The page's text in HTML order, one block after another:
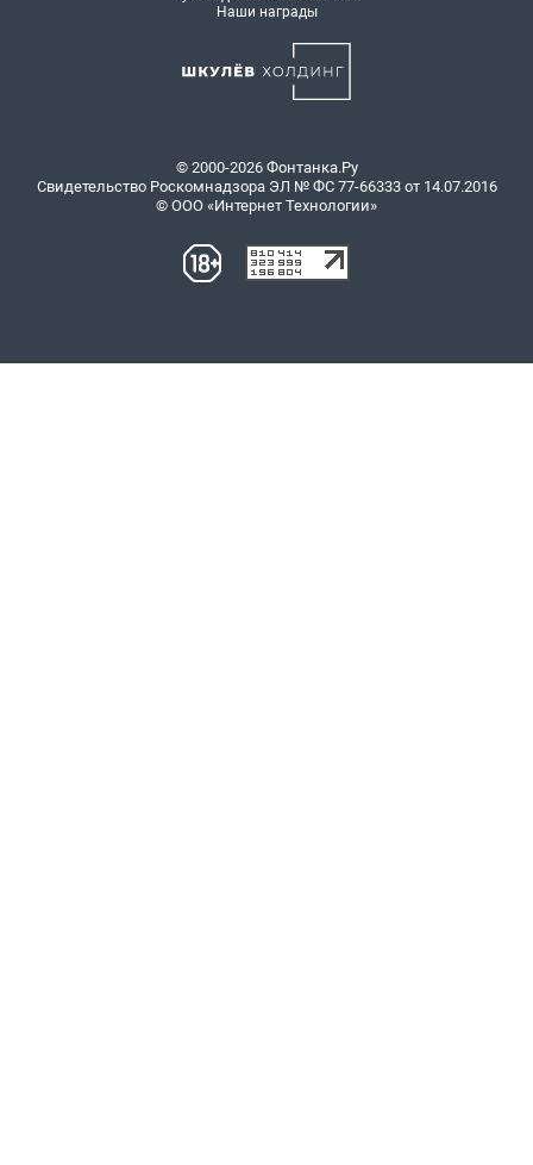
Наши награды
© 2000-2026 Фонтанка.Ру
Свидетельство Роскомнадзора ЭЛ № ФС 77-66333 от 14.07.2016
© ООО «Интернет Технологии»